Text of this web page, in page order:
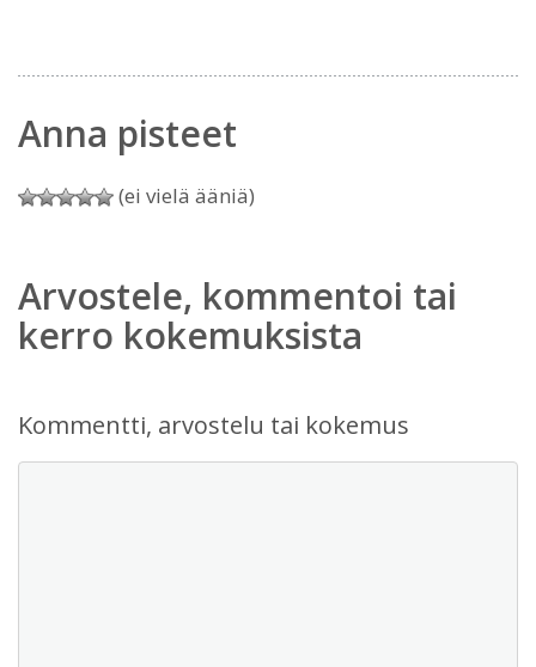
Anna pisteet
(ei vielä ääniä)
Arvostele, kommentoi tai
kerro kokemuksista
Kommentti, arvostelu tai kokemus